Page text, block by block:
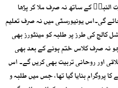
النبیؐ کے ساتھ نہ صرف ملا کر پڑھا
گی۔اس یونیورسٹی میں نہ صرف تعلیم
کالج کی طرز پر طلبہ کو مینٹورز بھی
نہ صرف کلاس ختم ہونے کے بعد بھی
اور روحانی تربیت بھی کریں گے۔ اس
پروگرام بنایا گیا تھا، جس میں طلبہ و